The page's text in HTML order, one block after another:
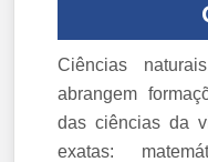
Ciências
abrangem
das ciências da
exatas: